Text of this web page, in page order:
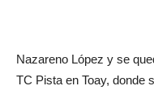
Nazareno López y se
TC Pista en Toay, donde